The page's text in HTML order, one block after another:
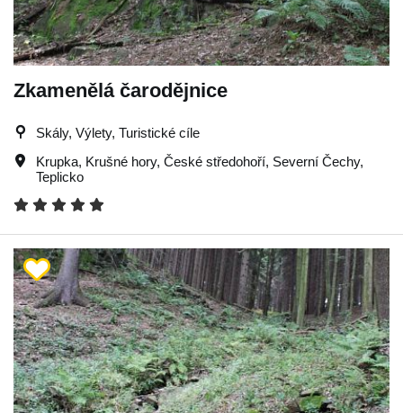
Zkamenělá čarodějnice
Skály, Výlety, Turistické cíle
Krupka, Krušné hory, České středohoří, Severní Čechy,
Teplicko